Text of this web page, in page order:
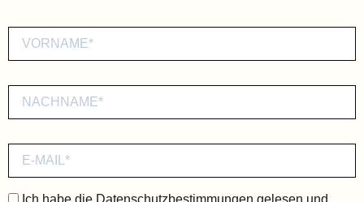
Ich habe die Datenschutzbestimmungen gelesen und